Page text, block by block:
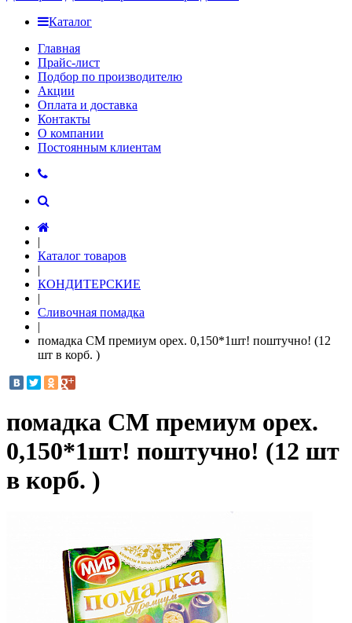
Каталог
Главная
Прайс-лист
Подбор по производителю
Акции
Оплата и доставка
Контакты
О компании
Постоянным клиентам
|
Каталог товаров
|
КОНДИТЕРСКИЕ
|
Сливочная помадка
|
помадка СМ премиум орех. 0,150*1шт! поштучно! (12
шт в корб. )
помадка СМ премиум орех.
0,150*1шт! поштучно! (12 шт
в корб. )